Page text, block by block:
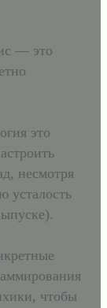
— это
это
несмотря
усталость
чтобы